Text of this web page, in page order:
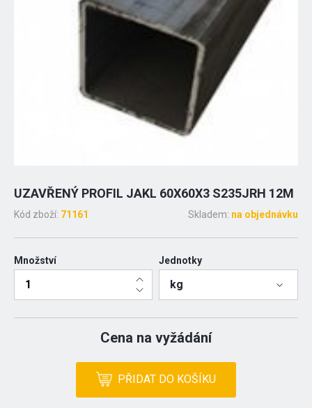
UZAVŘENÝ PROFIL JAKL 60X60X3 S235JRH 12M
Kód zboží: 71161 Skladem: na objednávku
Množství Jednotky
kg
Cena na vyžádání
PŘIDAT DO KOŠÍKU